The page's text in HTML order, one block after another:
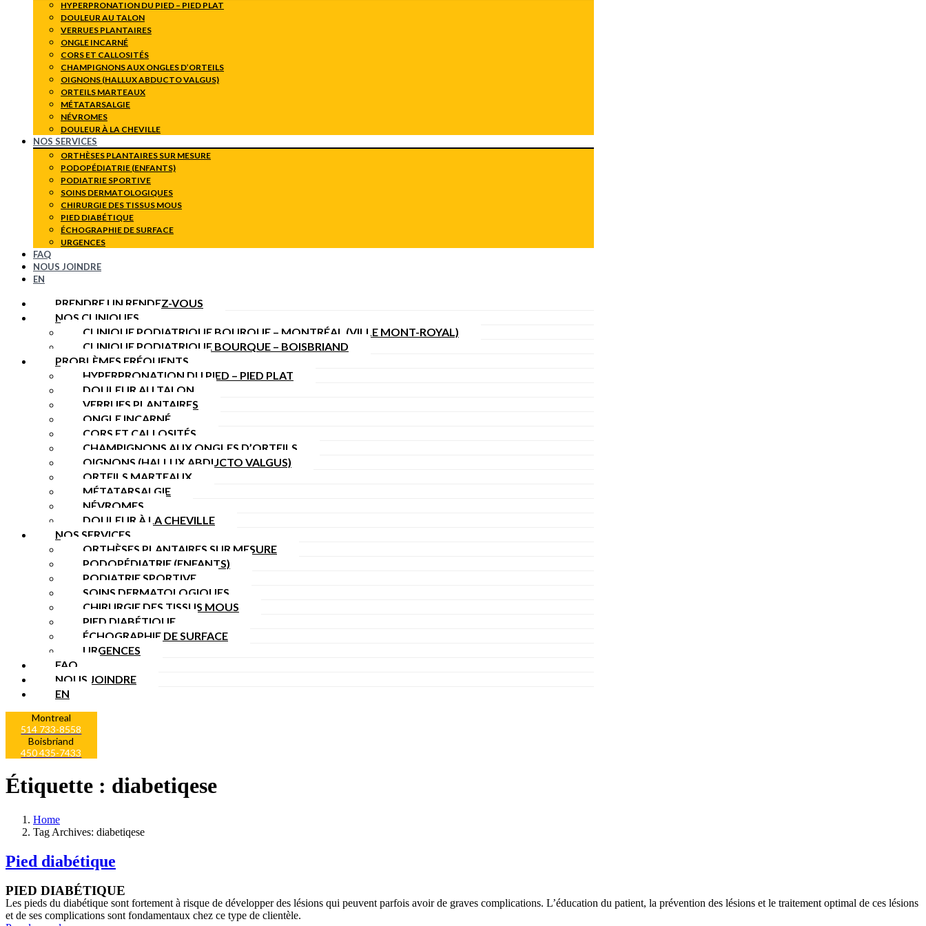
HYPERPRONATION DU PIED – PIED PLAT
DOULEUR AU TALON
VERRUES PLANTAIRES
ONGLE INCARNÉ
CORS ET CALLOSITÉS
CHAMPIGNONS AUX ONGLES D’ORTEILS
OIGNONS (HALLUX ABDUCTO VALGUS)
ORTEILS MARTEAUX
MÉTATARSALGIE
NÉVROMES
DOULEUR À LA CHEVILLE
NOS SERVICES
ORTHÈSES PLANTAIRES SUR MESURE
PODOPÉDIATRIE (ENFANTS)
PODIATRIE SPORTIVE
SOINS DERMATOLOGIQUES
CHIRURGIE DES TISSUS MOUS
PIED DIABÉTIQUE
ÉCHOGRAPHIE DE SURFACE
URGENCES
FAQ
NOUS JOINDRE
EN
PRENDRE UN RENDEZ-VOUS
NOS CLINIQUES
CLINIQUE PODIATRIQUE BOURQUE – MONTRÉAL (VILLE MONT-ROYAL)
CLINIQUE PODIATRIQUE BOURQUE – BOISBRIAND
PROBLÈMES FRÉQUENTS
HYPERPRONATION DU PIED – PIED PLAT
DOULEUR AU TALON
VERRUES PLANTAIRES
ONGLE INCARNÉ
CORS ET CALLOSITÉS
CHAMPIGNONS AUX ONGLES D’ORTEILS
OIGNONS (HALLUX ABDUCTO VALGUS)
ORTEILS MARTEAUX
MÉTATARSALGIE
NÉVROMES
DOULEUR À LA CHEVILLE
NOS SERVICES
ORTHÈSES PLANTAIRES SUR MESURE
PODOPÉDIATRIE (ENFANTS)
PODIATRIE SPORTIVE
SOINS DERMATOLOGIQUES
CHIRURGIE DES TISSUS MOUS
PIED DIABÉTIQUE
ÉCHOGRAPHIE DE SURFACE
URGENCES
FAQ
NOUS JOINDRE
EN
Montreal
514 733-8558
Boisbriand
450 435-7433
Étiquette : diabetiqese
Home
Tag Archives: diabetiqese
Pied diabétique
PIED DIABÉTIQUE
Les pieds du diabétique sont fortement à risque de développer des lésions qui peuvent parfois avoir de graves complications. L’éducation du patient, la prévention des lésions et le traitement optimal de ces lésions
et de ses complications sont fondamentaux chez ce type de clientèle.